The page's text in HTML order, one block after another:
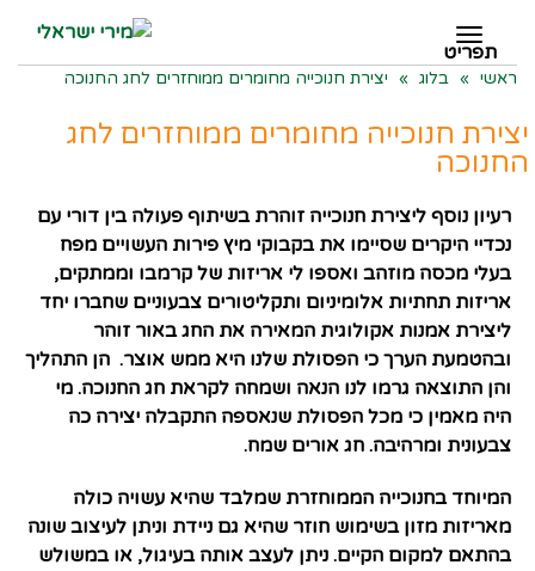
תפריט
תפריט
ראשי » בלוג » יצירת חנוכייה מחומרים ממוחזרים לחג החנוכה
יצירת חנוכייה מחומרים ממוחזרים לחג
החנוכה
רעיון נוסף ליצירת חנוכייה זוהרת בשיתוף פעולה בין דורי עם
נכדיי היקרים שסיימו את בקבוקי מיץ פירות העשויים מפח
בעלי מכסה מוזהב ואספו לי אריזות של קרמבו וממתקים,
אריזות תחתיות אלומיניום ותקליטורים צבעוניים שחברו יחד
ליצירת אמנות אקולוגית המאירה את החג באור זוהר
ובהטמעת הערך כי הפסולת שלנו היא ממש אוצר. הן התהליך
והן התוצאה גרמו לנו הנאה ושמחה לקראת חג החנוכה. מי
היה מאמין כי מכל הפסולת שנאספה התקבלה יצירה כה
צבעונית ומרהיבה. חג אורים שמח.
המיוחד בחנוכייה הממוחזרת שמלבד שהיא עשויה כולה
מאריזות מזון בשימוש חוזר שהיא גם ניידת וניתן לעיצוב שונה
בהתאם למקום הקיים. ניתן לעצב אותה בעיגול, או במשולש